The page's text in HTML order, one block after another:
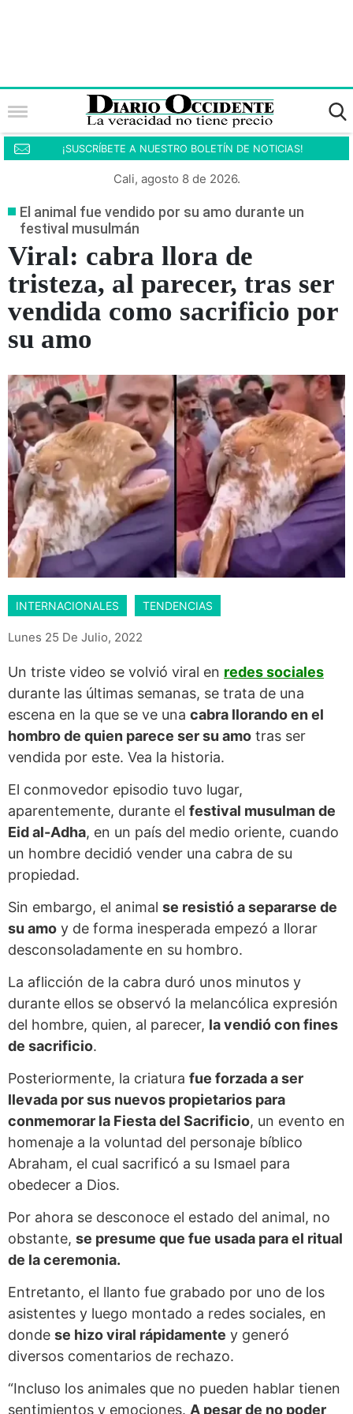
¡SUSCRÍBETE A NUESTRO BOLETÍN DE NOTICIAS!
Cali, agosto 8 de 2026.
El animal fue vendido por su amo durante un
festival musulmán
Viral: cabra llora de
tristeza, al parecer, tras ser
vendida como sacrificio por
su amo
INTERNACIONALES TENDENCIAS
Lunes 25 De Julio, 2022
Un triste video se volvió viral en redes sociales
durante las últimas semanas, se trata de una
escena en la que se ve una cabra llorando en el
hombro de quien parece ser su amo tras ser
vendida por este. Vea la historia.
El conmovedor episodio tuvo lugar,
aparentemente, durante el festival musulman de
Eid al-Adha, en un país del medio oriente, cuando
un hombre decidió vender una cabra de su
propiedad.
Sin embargo, el animal se resistió a separarse de
su amo y de forma inesperada empezó a llorar
desconsoladamente en su hombro.
La aflicción de la cabra duró unos minutos y
durante ellos se observó la melancólica expresión
del hombre, quien, al parecer, la vendió con fines
de sacrificio.
Posteriormente, la criatura fue forzada a ser
llevada por sus nuevos propietarios para
conmemorar la Fiesta del Sacrificio, un evento en
homenaje a la voluntad del personaje bíblico
Abraham, el cual sacrificó a su Ismael para
obedecer a Dios.
Por ahora se desconoce el estado del animal, no
obstante, se presume que fue usada para el ritual
de la ceremonia.
Entretanto, el llanto fue grabado por uno de los
asistentes y luego montado a redes sociales, en
donde se hizo viral rápidamente y generó
diversos comentarios de rechazo.
“Incluso los animales que no pueden hablar tienen
sentimientos y emociones. A pesar de no poder